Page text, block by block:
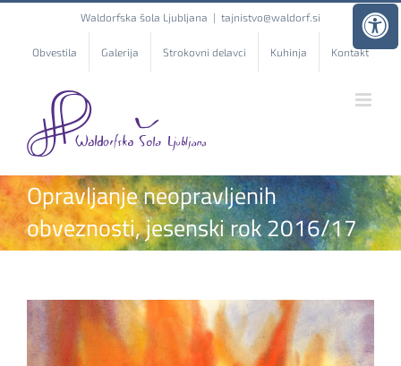
content
Waldorfska šola Ljubljana | tajnistvo@waldorf.si
Obvestila Galerija Strokovni delavci Kuhinja Kontakt
Opravljanje neopravljenih
obveznosti, jesenski rok 2016/17